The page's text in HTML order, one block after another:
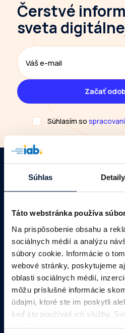
Súhlas Detaily
Táto webstránka používa
Na prispôsobenie obsahu a
sociálnych médií a analýzu
súbory cookie. Informácie o
webové stránky, poskytujeme
oblasti sociálnych médií,
môžu príslušné informácie
údajmi, ktoré ste im poskytli
keď ste používali ich služby.
cookiesmôžete kedykoľvek
Čerstvé
sveta
Súhlasím so
MONITOR DIMAQ
Interactive Advertising
IAB